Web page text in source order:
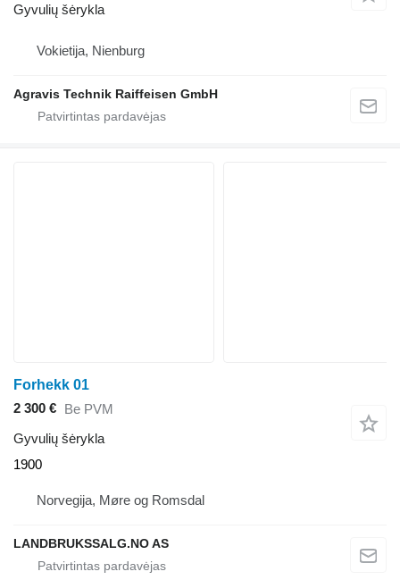
Gyvulių šėrykla
Vokietija, Nienburg
Agravis Technik Raiffeisen GmbH
Forhekk 01
2 300 € Be PVM
Gyvulių šėrykla
1900
Norvegija, Møre og Romsdal
LANDBRUKSSALG.NO AS